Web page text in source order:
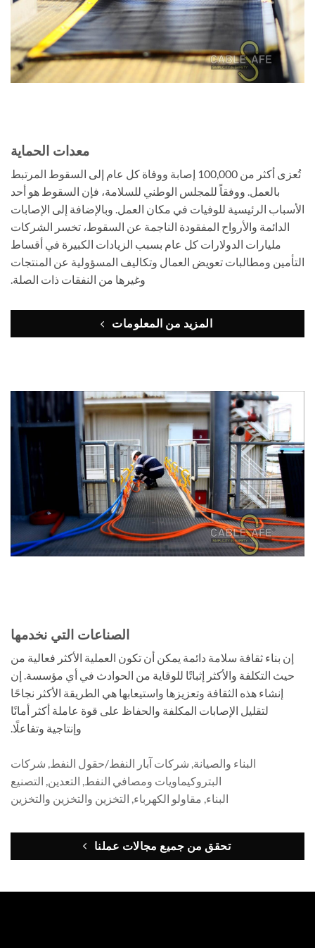
معدات الحماية
تُعزى أكثر من 100,000 إصابة ووفاة كل عام إلى السقوط المرتبط
بالعمل. ووفقاً للمجلس الوطني للسلامة، فإن السقوط هو أحد
الأسباب الرئيسية للوفيات في مكان العمل. وبالإضافة إلى الإصابات
الدائمة والأرواح المفقودة الناجمة عن السقوط، تخسر الشركات
مليارات الدولارات كل عام بسبب الزيادات الكبيرة في أقساط
التأمين ومطالبات تعويض العمال وتكاليف المسؤولية عن المنتجات
وغيرها من النفقات ذات الصلة.
المزيد من المعلومات
الصناعات التي نخدمها
إن بناء ثقافة سلامة دائمة يمكن أن تكون العملية الأكثر فعالية من
حيث التكلفة والأكثر إثباتًا للوقاية من الحوادث في أي مؤسسة. إن
إنشاء هذه الثقافة وتعزيزها واستيعابها هي الطريقة الأكثر نجاحًا
لتقليل الإصابات المكلفة والحفاظ على قوة عاملة أكثر أمانًا
وإنتاجية وتفاعلًا.
البناء والصيانة,شركات آبار النفط/حقول النفط,شركات
البتروكيماويات ومصافي النفط,التعدين,التصنيع
البناء,مقاولو الكهرباء,التخزين والتخزين والتخزين
تحقق من جميع مجالات عملنا